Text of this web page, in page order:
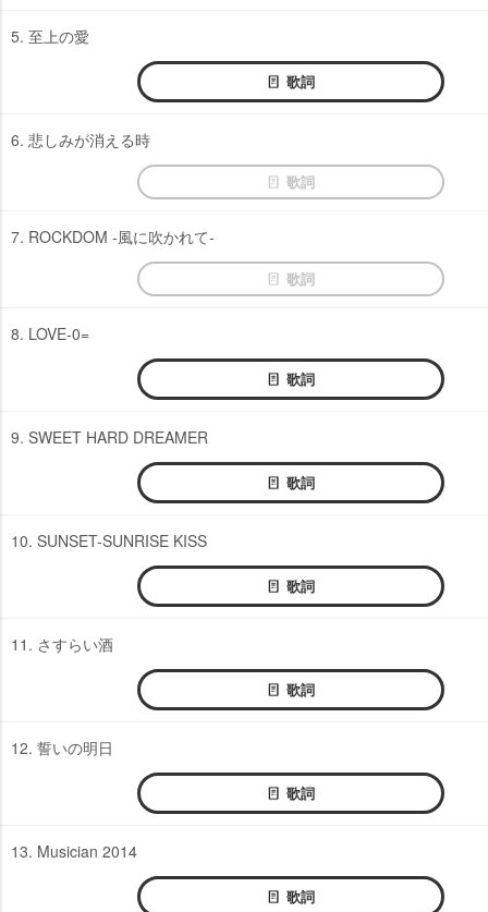
5. 至上の愛
歌詞
6. 悲しみが消える時
歌詞
7. ROCKDOM -風に吹かれて-
歌詞
8. LOVE-0=
歌詞
9. SWEET HARD DREAMER
歌詞
10. SUNSET-SUNRISE KISS
歌詞
11. さすらい酒
歌詞
12. 誓いの明日
歌詞
13. Musician 2014
歌詞